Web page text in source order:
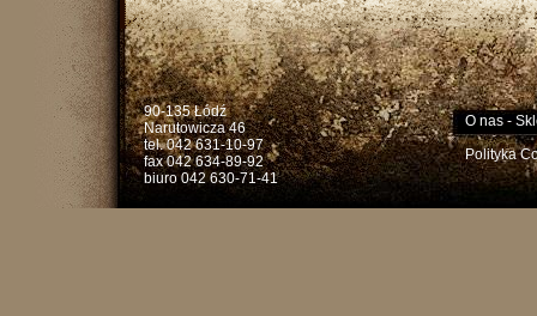
90-135 Łódź
Narutowicza 46
tel. 042 631-10-97
fax 042 634-89-92
biuro 042 630-71-41
O nas-
Polityka